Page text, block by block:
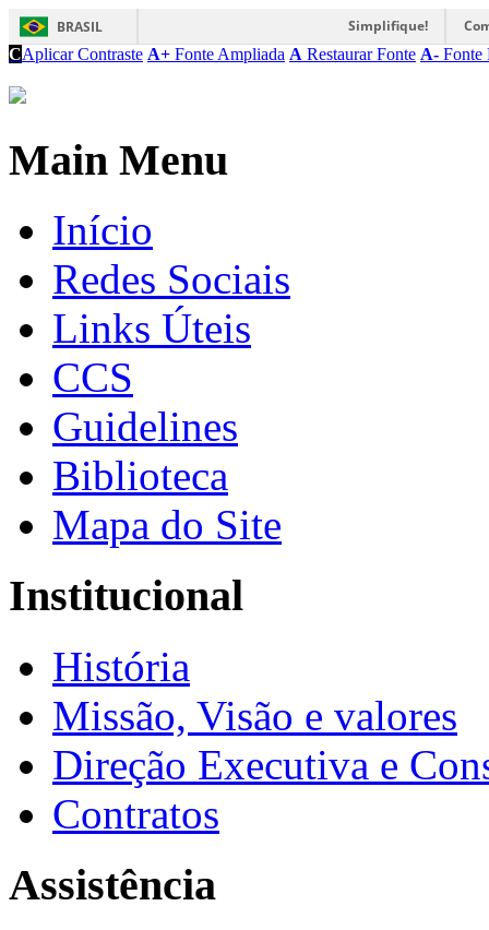
BRASIL Simplifique!
CAplicar Contraste A+ Fonte Ampliada A Restaurar Fonte A- Fonte
Main Menu
Início
Redes Sociais
Links Úteis
CCS
Guidelines
Biblioteca
Mapa do Site
Institucional
História
Missão, Visão e valores
Direção Executiva e
Contratos
Assistência